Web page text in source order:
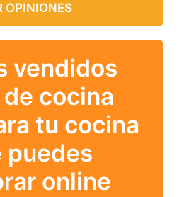
OPINIONES
vendidos
cocina
tu cocina
puedes
online